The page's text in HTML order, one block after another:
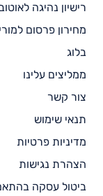
רישיון נהיגה
מחירון פרסום
בלוג
ממליצים עלינו
צור קשר
תנאי שימוש
מדיניות פרטיות
הצהרת נגישות
ביטול עסקה